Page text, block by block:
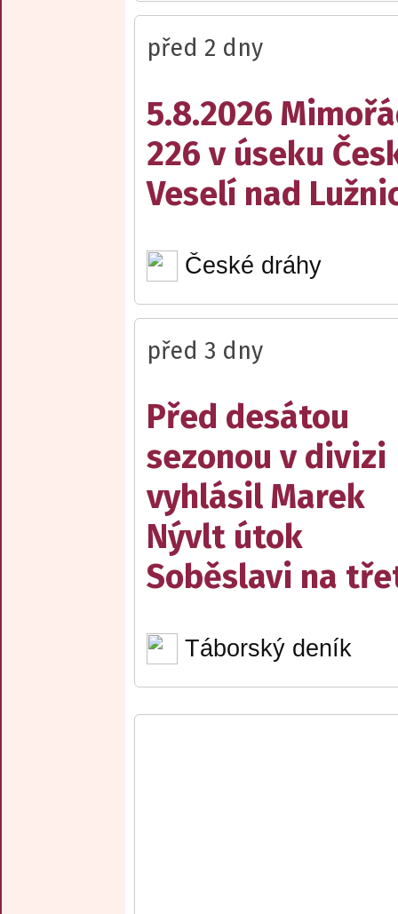
před 2 dny
5.8.2026
226 v úseku
Veselí nad
České dráhy
před 3 dny
Před desátou
sezonou v divizi
vyhlásil Marek
Nývlt útok
Soběslavi na
Táborský deník